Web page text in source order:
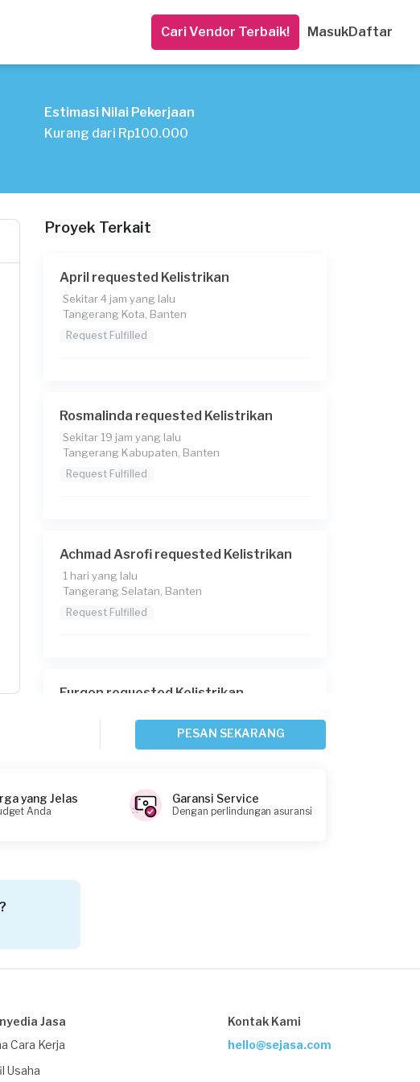
Cari Vendor Terbaik! MasukDaftar
Estimasi Nilai Pekerjaan
Kurang dari Rp100.000
Proyek Terkait
April requested Kelistrikan
Sekitar 4 jam yang lalu
Tangerang Kota, Banten
Request Fulfilled
Rosmalinda requested Kelistrikan
Sekitar 19 jam yang lalu
Tangerang Kabupaten, Banten
Request Fulfilled
Achmad Asrofi requested Kelistrikan
1 hari yang lalu
Tangerang Selatan, Banten
Request Fulfilled
Furqon requested Kelistrikan
Tangerang Kota, Banten
Request Fulfilled
Renno requested Kelistrikan
PESAN SEKARANG
yang Jelas
Anda
Garansi Service
Dengan perlindungan asuransi
Jasa
Cara Kerja
Usaha
Kontak Kami
hello@sejasa.com